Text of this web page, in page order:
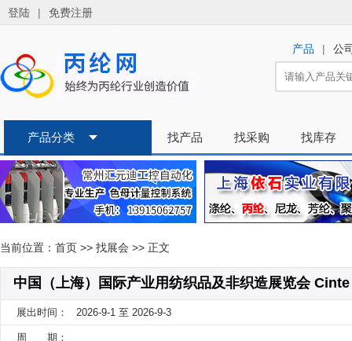
登陆 | 免费注册
产品 | 公
产品分类 找产品 找采购 找库存
当前位置： 首页 >> 找展会 >> 正文
中国（上海）国际产业用纺织品及非织造展览会 Cinte
展出时间： 2026-9-1 至 2026-9-3
周 期：